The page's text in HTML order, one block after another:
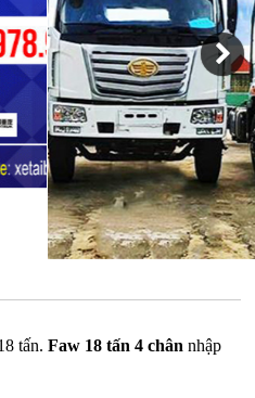
tấn.Faw 18 tấn 4 chânnhập